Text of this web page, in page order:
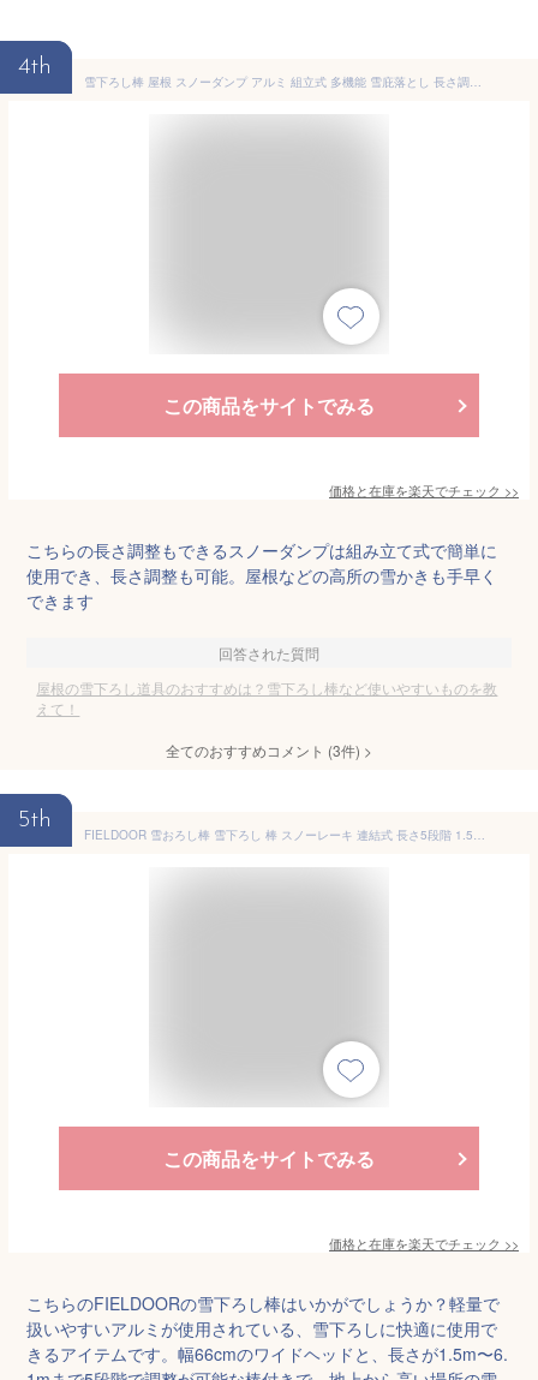
4th
雪下ろし棒 屋根 スノーダンプ アルミ 組立式 多機能 雪庇落とし 長さ調整可能 610cm ロング雪落とし 雪かき用 積雪 除雪道具 除雪用品 雪かき用 積雪 屋根 除雪道具 車などに適用 簡単ツール 雪下ろし用具
この商品をサイトでみる
価格と在庫を楽天でチェック >>
こちらの長さ調整もできるスノーダンプは組み立て式で簡単に
使用でき、長さ調整も可能。屋根などの高所の雪かきも手早く
できます
回答された質問
屋根の雪下ろし道具のおすすめは？雪下ろし棒など使いやすいものを教
えて！
全てのおすすめコメント (3件) >
5th
FIELDOOR 雪おろし棒 雪下ろし 棒 スノーレーキ 連結式 長さ5段階 1.5m〜6.1m アルミ 軽量 2.5kg 雪かき 雪下ろし用具 雪降ろし 雪おろし 雪落とし 雪庇落とし 屋根 カーポート 冬 屋根雪おろし 除雪 除雪用品 除雪器 道具 ●[送料無料]
この商品をサイトでみる
価格と在庫を楽天でチェック >>
こちらのFIELDOORの雪下ろし棒はいかがでしょうか？軽量で
扱いやすいアルミが使用されている、雪下ろしに快適に使用で
きるアイテムです。幅66cmのワイドヘッドと、長さが1.5m〜6.